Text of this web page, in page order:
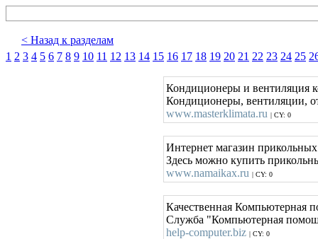
< Назад к разделам
1 2 3 4 5 6 7 8 9 10 11 12 13 14 15 16 17 18 19 20 21 22 23 24 25
Кондиционеры и вентиляция
Кондиционеры, вентиляции,
www.masterklimata.ru | CY: 0
Интернет магазин
Здесь можно купить
www.namaikax.ru | CY: 0
Качественная Компьютерная
Служба "Компьютерная
help-computer.biz | CY: 0